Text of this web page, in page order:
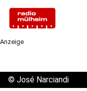
Anzeige
© José Narciandi